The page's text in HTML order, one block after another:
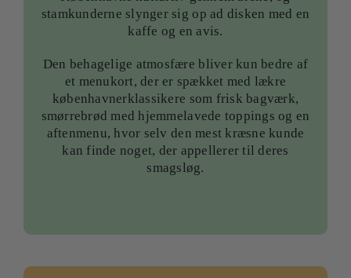
stamkunderne slynger sig op ad disken med en
kaffe og en avis.
Den behagelige atmosfære bliver kun bedre af
et menukort, der er spækket med lækre
københavnerklassikere som frisk bagværk,
smørrebrød med hjemmelavede toppings og en
aftenmenu, hvor selv den mest kræsne kunde
kan finde noget, der appellerer til deres
smagsløg.